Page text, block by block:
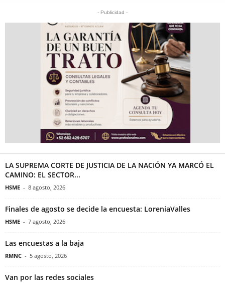
- Publicidad -
LA SUPREMA CORTE DE JUSTICIA DE LA NACIÓN YA MARCÓ EL
CAMINO: EL SECTOR...
HSME - 8 agosto, 2026
Finales de agosto se decide la encuesta: LoreniaValles
HSME - 7 agosto, 2026
Las encuestas a la baja
RMNC - 5 agosto, 2026
Van por las redes sociales